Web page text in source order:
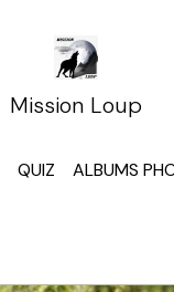
Mission Loup
QUIZ ALBUMS